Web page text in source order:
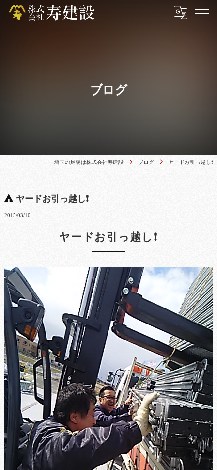
ブログ
埼玉の足場は株式会社寿建設 ブログ ヤードお引っ越し❗
ヤードお引っ越し❗
2015/03/10
ヤードお引っ越し❗